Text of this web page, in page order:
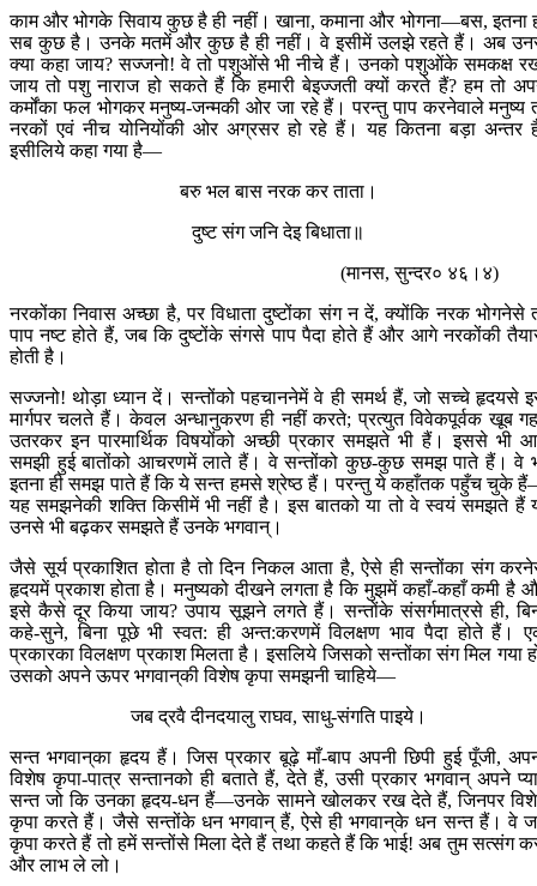
काम और भोगके सिवाय कुछ है ही नहीं। खाना, कमाना और भोगना—बस, इतना
सब कुछ है। उनके मतमें और कुछ है ही नहीं। वे इसीमें उलझे रहते हैं। अब
क्या कहा जाय? सज्जनो! वे तो पशुओंसे भी नीचे हैं। उनको पशुओंके समकक्ष
जाय तो पशु नाराज हो सकते हैं कि हमारी बेइज्जती क्यों करते हैं? हम तो
कर्मोंका फल भोगकर मनुष्य-जन्मकी ओर जा रहे हैं। परन्तु पाप करनेवाले मनुष्य
नरकों एवं नीच योनियोंकी ओर अग्रसर हो रहे हैं। यह कितना बड़ा अन्तर
इसीलिये कहा गया है—
बरु भल बास नरक कर ताता।
दुष्ट संग जनि देइ बिधाता॥
(मानस, सुन्दर० ४६।४)
नरकोंका निवास अच्छा है, पर विधाता दुष्टोंका संग न दें, क्योंकि नरक भोगनेसे
पाप नष्ट होते हैं, जब कि दुष्टोंके संगसे पाप पैदा होते हैं और आगे नरकोंकी
होती है।
सज्जनो! थोड़ा ध्यान दें। सन्तोंको पहचाननेमें वे ही समर्थ हैं, जो सच्चे हृदयसे
मार्गपर चलते हैं। केवल अन्धानुकरण ही नहीं करते; प्रत्युत विवेकपूर्वक खूब
उतरकर इन पारमार्थिक विषयोंको अच्छी प्रकार समझते भी हैं। इससे भी
समझी हुई बातोंको आचरणमें लाते हैं। वे सन्तोंको कुछ-कुछ समझ पाते हैं। वे
इतना ही समझ पाते हैं कि ये सन्त हमसे श्रेष्ठ हैं। परन्तु ये कहाँतक पहुँच चुके
यह समझनेकी शक्ति किसीमें भी नहीं है। इस बातको या तो वे स्वयं समझते हैं
उनसे भी बढ़कर समझते हैं उनके भगवान्।
जैसे सूर्य प्रकाशित होता है तो दिन निकल आता है, ऐसे ही सन्तोंका संग
हृदयमें प्रकाश होता है। मनुष्यको दीखने लगता है कि मुझमें कहाँ-कहाँ कमी है
इसे कैसे दूर किया जाय? उपाय सूझने लगते हैं। सन्तोंके संसर्गमात्रसे ही,
कहे-सुने, बिना पूछे भी स्वत: ही अन्त:करणमें विलक्षण भाव पैदा होते हैं।
प्रकारका विलक्षण प्रकाश मिलता है। इसलिये जिसको सन्तोंका संग मिल गया
उसको अपने ऊपर भगवान‍्की विशेष कृपा समझनी चाहिये—
जब द्रवै दीनदयालु राघव, साधु-संगति पाइये।
सन्त भगवान‍्का हृदय हैं। जिस प्रकार बूढ़े माँ-बाप अपनी छिपी हुई पूँजी,
विशेष कृपा-पात्र सन्तानको ही बताते हैं, देते हैं, उसी प्रकार भगवान् अपने
सन्त जो कि उनका हृदय-धन हैं—उनके सामने खोलकर रख देते हैं, जिनपर
कृपा करते हैं। जैसे सन्तोंके धन भगवान् हैं, ऐसे ही भगवान‍्के धन सन्त हैं। वे
कृपा करते हैं तो हमें सन्तोंसे मिला देते हैं तथा कहते हैं कि भाई! अब तुम सत्संग
और लाभ ले लो।